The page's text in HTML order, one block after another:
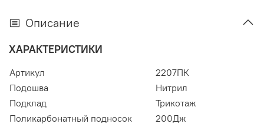
Описание
ХАРАКТЕРИСТИКИ
Артикул
2207ПК
Подошва
Нитрил
Подклад
Трикотаж
Поликарбонатный подносок
200Дж